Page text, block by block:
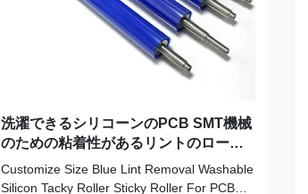
洗濯できるシリコーンのPCB SMT機械
のための粘着性があるリントのローラ
ー
Customize Size Blue Lint Removal Washable
Silicon Tacky Roller Sticky Roller For PCB